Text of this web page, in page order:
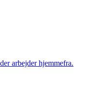
arbejder hjemmefra.